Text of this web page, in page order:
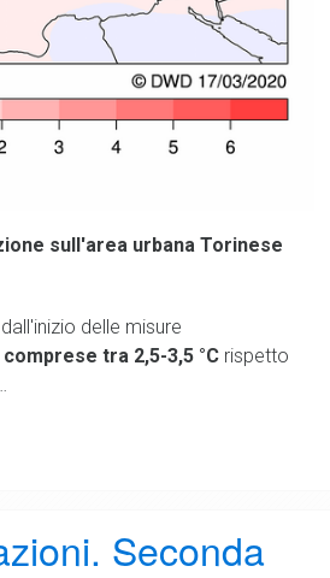
sull'area urbana Torinese
delle misure
tra 2,5-3,5 °C rispetto
Seconda